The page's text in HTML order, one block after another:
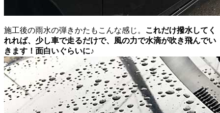
施工後の雨水の弾きかたもこんな感じ。 これだけ撥水してく
れれば、少し車で走るだけで、風の力で水滴が吹き飛んでい
きます！面白いぐらいに♪